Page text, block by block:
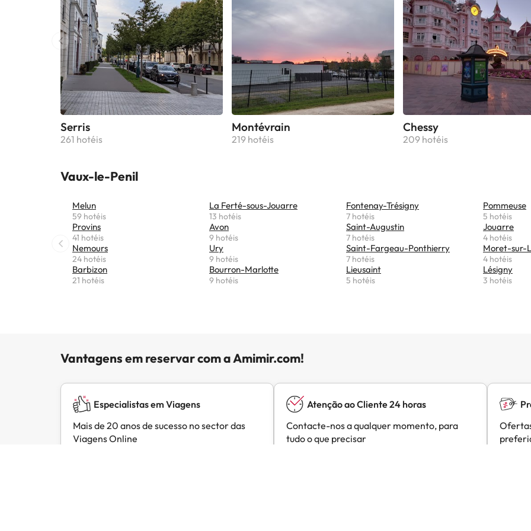
Serris
261 hotéis
Montévrain
219 hotéis
Chessy
209 hotéis
Vaux-le-Penil
Melun
59 hotéis
Provins
41 hotéis
Nemours
24 hotéis
Barbizon
21 hotéis
La Ferté-sous-Jouarre
13 hotéis
Avon
9 hotéis
Ury
9 hotéis
Bourron-Marlotte
9 hotéis
Fontenay-Trésigny
7 hotéis
Saint-Augustin
7 hotéis
Saint-Fargeau-Ponthierry
7 hotéis
Lieusaint
5 hotéis
Pommeuse
5 hotéis
Jouarre
4 hotéis
Moret-sur-
4 hotéis
Lésigny
3 hotéis
Vantagens em reservar com a Amimir.com!
Especialistas em Viagens
Mais de 20 anos de sucesso no sector das
Viagens Online
Atenção ao Cliente 24 horas
Contacte-nos a qualquer momento, para
tudo o que precisar